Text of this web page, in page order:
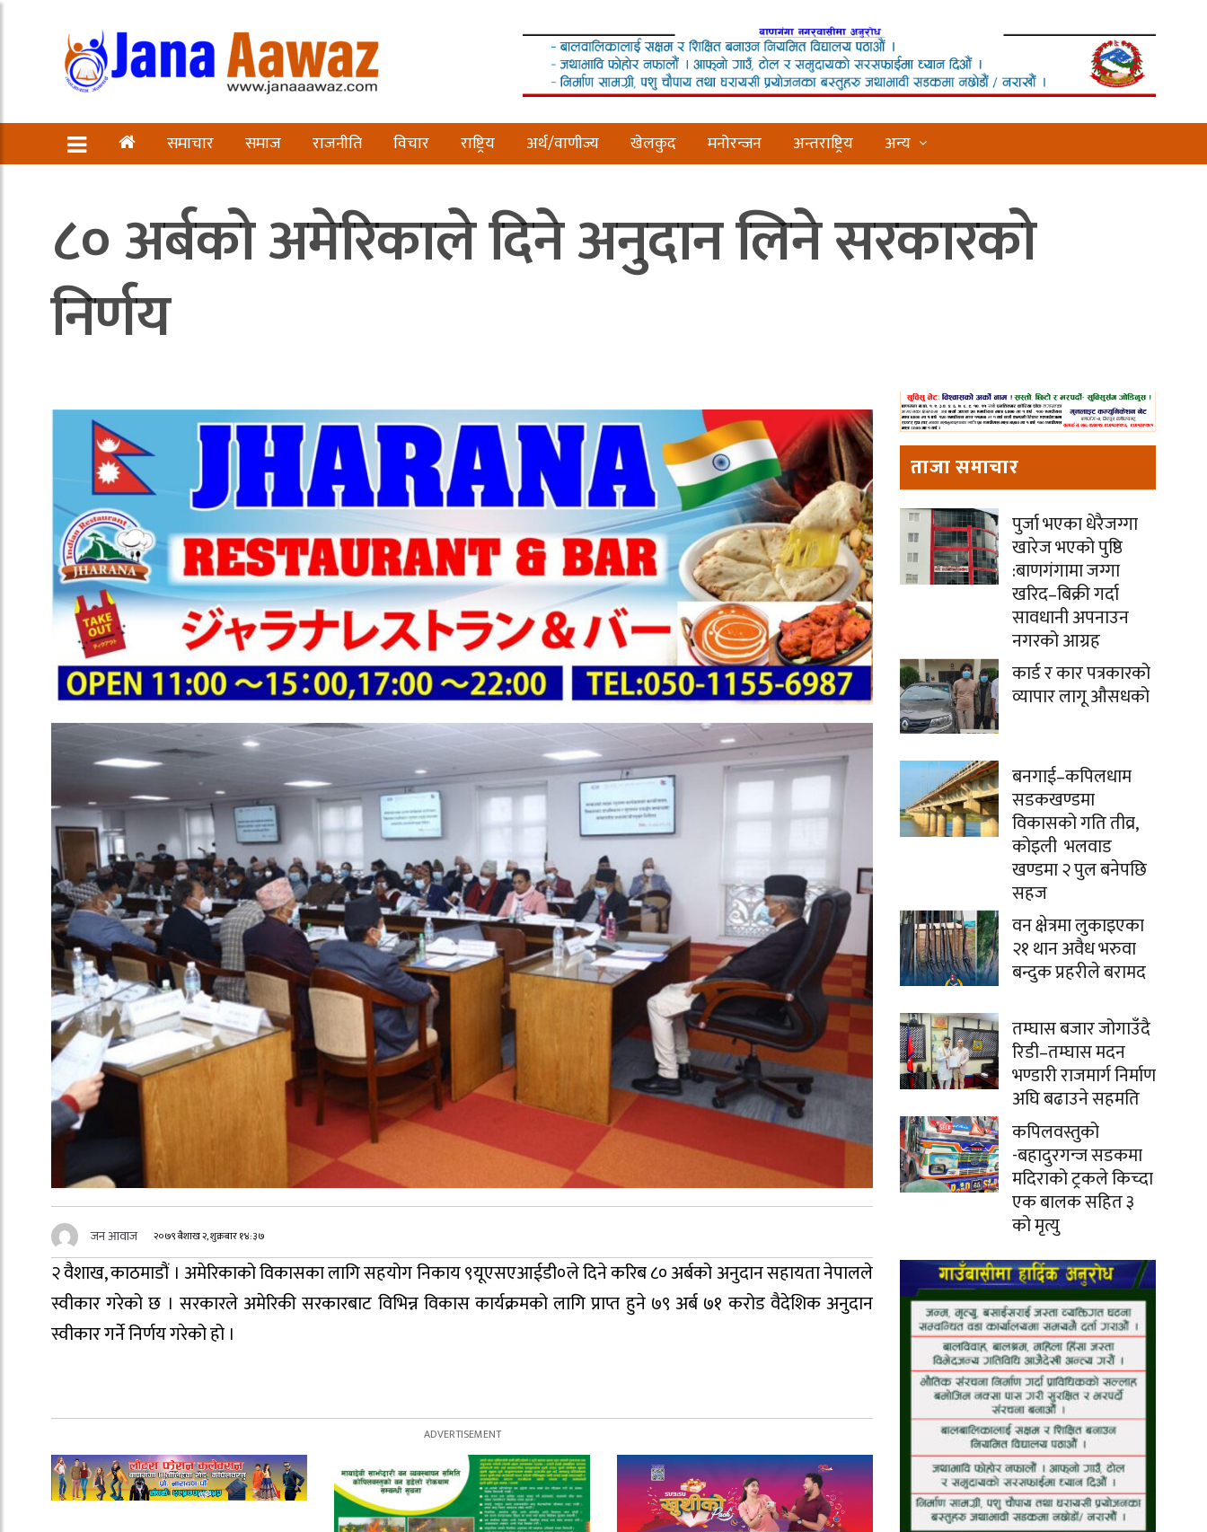
समाचार समाज राजनीति विचार राष्ट्रिय अर्थ/वाणीज्य खेलकुद मनोरन्जन अन्तराष्ट्रिय अन्य
८० अर्बको अमेरिकाले दिने अनुदान लिने सरकारको
निर्णय
जन आवाज २०७९ बैशाख २, शुक्रबार १४:३७
२ वैशाख, काठमाडौं । अमेरिकाको विकासका लागि सहयोग निकाय ९यूएसएआईडी०ले दिने करिब ८० अर्बको अनुदान सहायता नेपालले
स्वीकार गरेको छ । सरकारले अमेरिकी सरकारबाट विभिन्न विकास कार्यक्रमको लागि प्राप्त हुने ७९ अर्ब ७१ करोड वैदेशिक अनुदान
स्वीकार गर्ने निर्णय गरेको हो ।
ताजा समाचार
पुर्जा भएका धेरैजग्गा
खारेज भएको पुष्ठि
:बाणगंगामा जग्गा
खरिद–बिक्री गर्दा
सावधानी अपनाउन
नगरको आग्रह
कार्ड र कार पत्रकारको
व्यापार लागू औसधको
बनगाई–कपिलधाम
सडकखण्डमा
विकासको गति तीव्र,
कोइली भलवाड
खण्डमा २ पुल बनेपछि
सहज
वन क्षेत्रमा लुकाइएका
२१ थान अवैध भरुवा
बन्दुक प्रहरीले बरामद
तम्घास बजार जोगाउँदै
रिडी–तम्घास मदन
भण्डारी राजमार्ग निर्माण
अघि बढाउने सहमति
कपिलवस्तुको
-बहादुरगन्ज सडकमा
मदिराको ट्रकले किच्दा
एक बालक सहित ३
को मृत्यु